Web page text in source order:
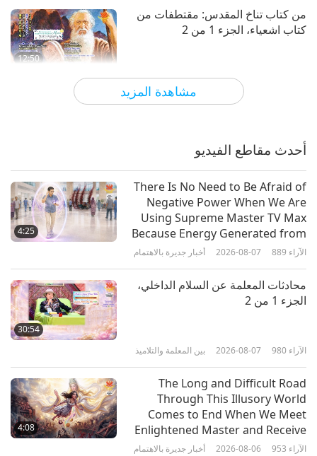
مشاهدة المزيد
12:50
من كتاب تناخ المقدس: مقتطفات من
كتاب اشعياء، الجزء 1 من 2
كلمات من الحكمة 2018-12-10
1 من 2‏
المحبة والحكمة الإلهية من إيمانويل
سويدنبيرغ، الجزء 1 من 2‏
من كتاب الصوفية المقدس فيه ما فيه:
الحمية الخضرية السلمية - الموضوع
المشترك بين كل المعلمين المستنيرين‏،
الجزء 1 من 4‏
أحدث مقاطع الفيديو
4:25
There Is No Need to Be Afraid of
Negative Power When We Are
Using Supreme Master TV Max
Because Energy Generated from
It Is Far More Powerful than Any
أخبار جديرة بالاهتمام 2026-08-07 889 الآراء
30:54
محادثات المعلمة عن السلام الداخلي،
الجزء 1 من 2
بين المعلمة والتلاميذ 2026-08-07 980 الآراء
4:08
The Long and Difficult Road
Through This Illusory World
Comes to End When We Meet
Enlightened Master and Receive
Initiation
أخبار جديرة بالاهتمام 2026-08-06 953 الآراء